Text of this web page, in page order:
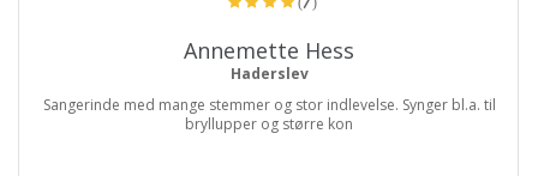
Annemette Hess
Haderslev
Sangerinde med mange stemmer og stor indlevelse. Synger bl.a. til
bryllupper og større kon